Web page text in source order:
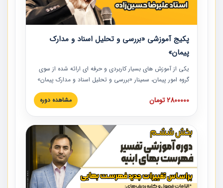
پکیج آموزشی «بررسی و تحلیل اسناد و مدارک
پیمان»
یکی از آموزش‏‏‏‏‏‏ های بسیار کاربردی و حرفه‏ ای ارائه شده از سوی
گروه امور پیمان، سمینار «بررسی و تحلیل اسناد و مدارک پیمان»
است که در دانشگاه صنعتی شریف ارائه شد. در این آموزش
نکات کلیدی مربوط به اسناد و مدارک پیمان، اولویت بندی اسناد
پیمان به همراه تجربیات عملی در این خصوص ارائه شده است.
2800000 تومان مشاهده دوره